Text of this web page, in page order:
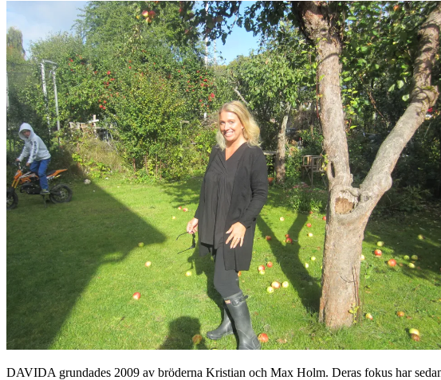
DAVIDA grundades 2009 av bröderna Kristian och Max Holm. Deras fokus har